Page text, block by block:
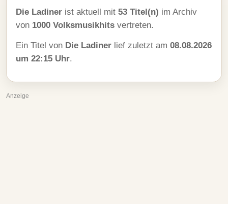
Die Ladiner ist aktuell mit 53 Titel(n) im Archiv
von 1000 Volksmusikhits vertreten.
Ein Titel von Die Ladiner lief zuletzt am 08.08.2026
um 22:15 Uhr.
Anzeige